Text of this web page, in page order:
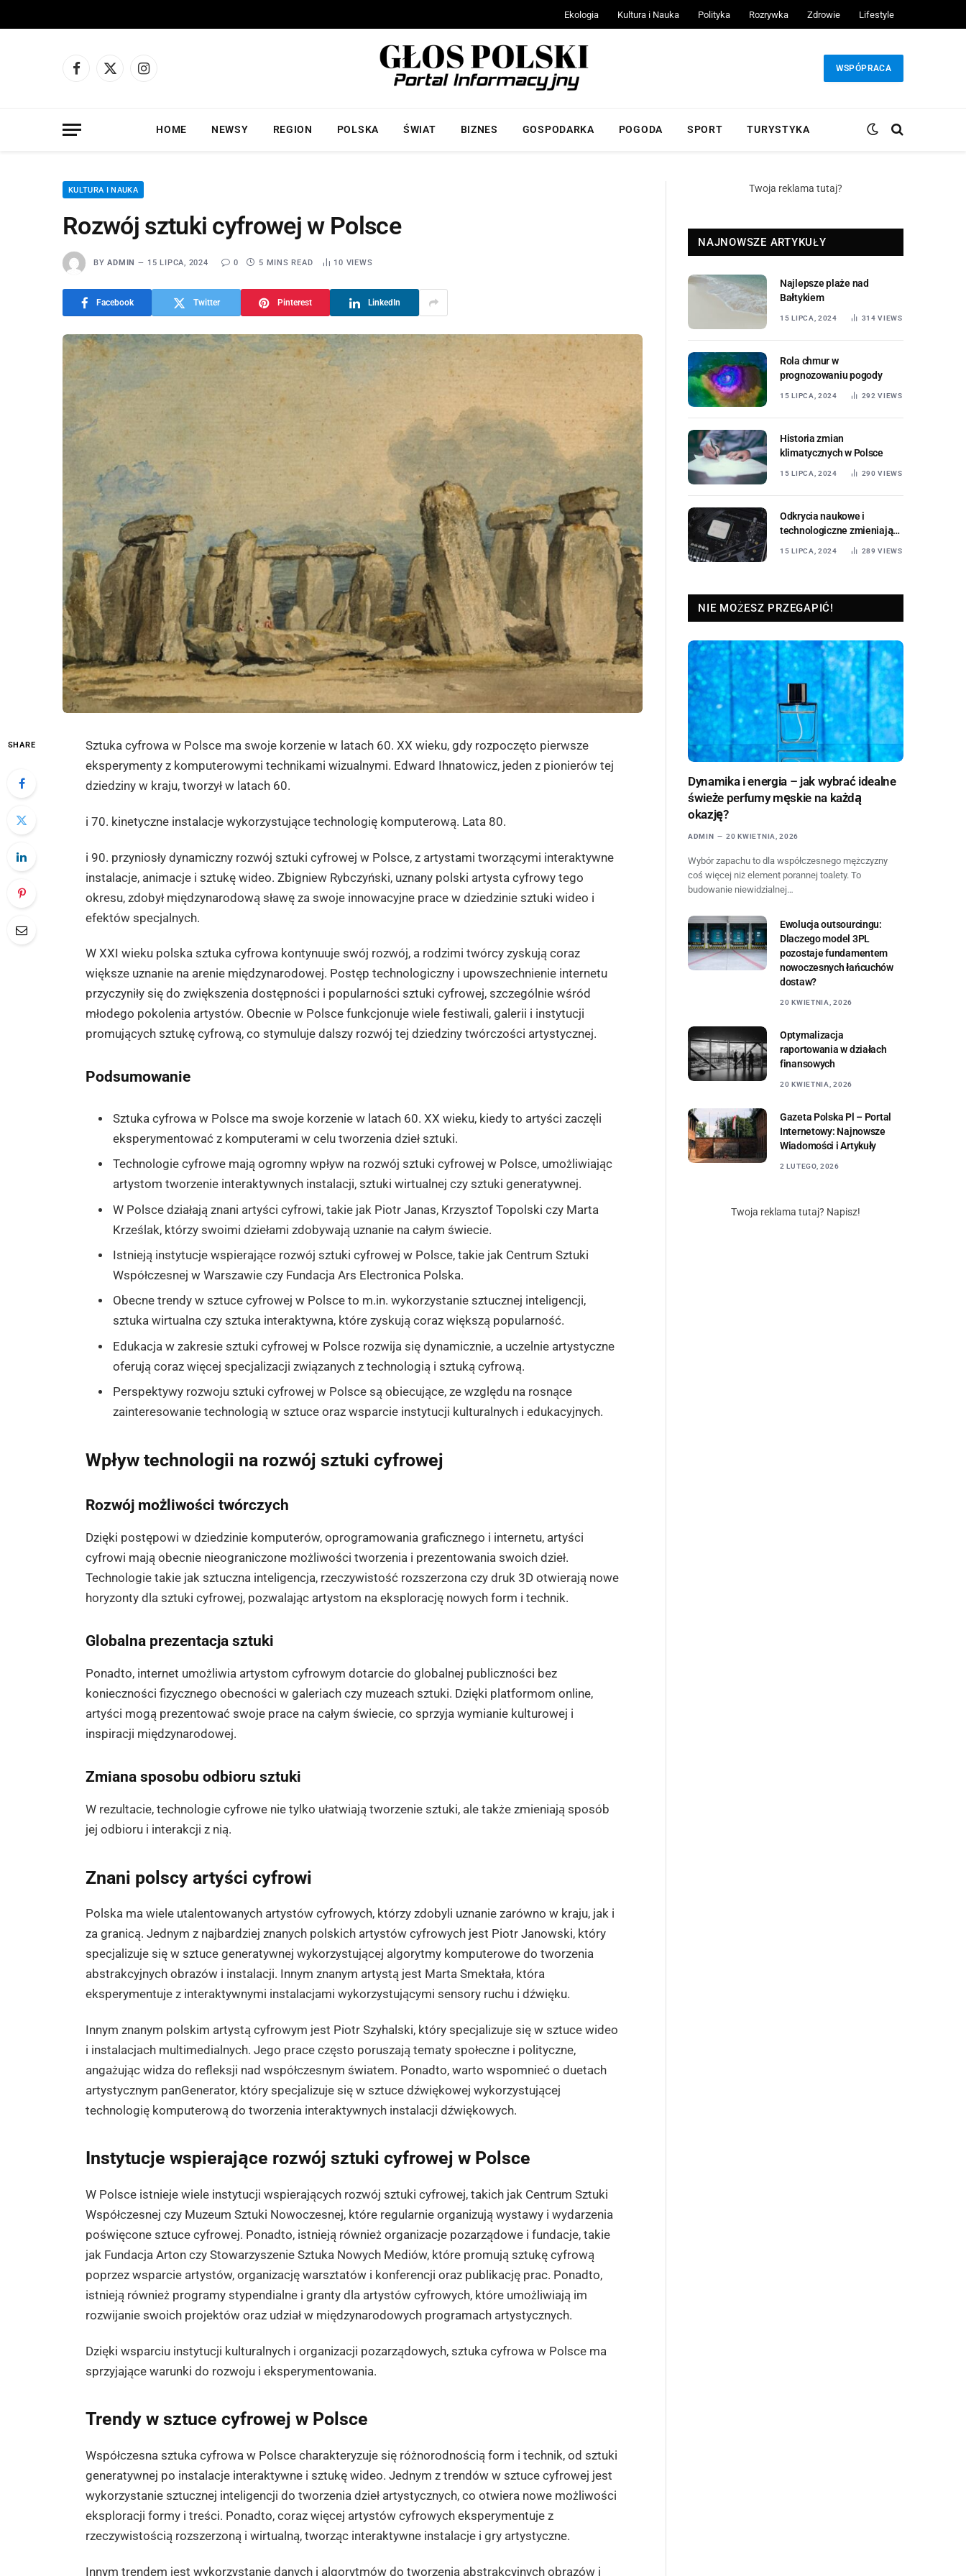
Ekologia Kultura i Nauka Polityka Rozrywka Zdrowie Lifestyle
Facebook
X
Instagram
WSPÓPRACA
HOME NEWSY REGION POLSKA ŚWIAT BIZNES GOSPODARKA POGODA SPORT TURYSTYKA
KULTURA I NAUKA
Rozwój sztuki cyfrowej w Polsce
BY ADMIN 15 LIPCA, 2024 0 5 MINS READ 10 VIEWS
Facebook Twitter Pinterest LinkedIn
SHARE
Sztuka cyfrowa w Polsce ma swoje korzenie w latach 60. XX wieku, gdy rozpoczęto pierwsze
eksperymenty z komputerowymi technikami wizualnymi. Edward Ihnatowicz, jeden z pionierów tej
dziedziny w kraju, tworzył w latach 60.
i 70. kinetyczne instalacje wykorzystujące technologię komputerową. Lata 80.
i 90. przyniosły dynamiczny rozwój sztuki cyfrowej w Polsce, z artystami tworzącymi interaktywne
instalacje, animacje i sztukę wideo. Zbigniew Rybczyński, uznany polski artysta cyfrowy tego
okresu, zdobył międzynarodową sławę za swoje innowacyjne prace w dziedzinie sztuki wideo i
efektów specjalnych.
W XXI wieku polska sztuka cyfrowa kontynuuje swój rozwój, a rodzimi twórcy zyskują coraz
większe uznanie na arenie międzynarodowej. Postęp technologiczny i upowszechnienie internetu
przyczyniły się do zwiększenia dostępności i popularności sztuki cyfrowej, szczególnie wśród
młodego pokolenia artystów. Obecnie w Polsce funkcjonuje wiele festiwali, galerii i instytucji
promujących sztukę cyfrową, co stymuluje dalszy rozwój tej dziedziny twórczości artystycznej.
Podsumowanie
Sztuka cyfrowa w Polsce ma swoje korzenie w latach 60. XX wieku, kiedy to artyści zaczęli
eksperymentować z komputerami w celu tworzenia dzieł sztuki.
Technologie cyfrowe mają ogromny wpływ na rozwój sztuki cyfrowej w Polsce, umożliwiając
artystom tworzenie interaktywnych instalacji, sztuki wirtualnej czy sztuki generatywnej.
W Polsce działają znani artyści cyfrowi, takie jak Piotr Janas, Krzysztof Topolski czy Marta
Krześlak, którzy swoimi dziełami zdobywają uznanie na całym świecie.
Istnieją instytucje wspierające rozwój sztuki cyfrowej w Polsce, takie jak Centrum Sztuki
Współczesnej w Warszawie czy Fundacja Ars Electronica Polska.
Obecne trendy w sztuce cyfrowej w Polsce to m.in. wykorzystanie sztucznej inteligencji,
sztuka wirtualna czy sztuka interaktywna, które zyskują coraz większą popularność.
Edukacja w zakresie sztuki cyfrowej w Polsce rozwija się dynamicznie, a uczelnie artystyczne
oferują coraz więcej specjalizacji związanych z technologią i sztuką cyfrową.
Perspektywy rozwoju sztuki cyfrowej w Polsce są obiecujące, ze względu na rosnące
zainteresowanie technologią w sztuce oraz wsparcie instytucji kulturalnych i edukacyjnych.
Wpływ technologii na rozwój sztuki cyfrowej
Rozwój możliwości twórczych
Dzięki postępowi w dziedzinie komputerów, oprogramowania graficznego i internetu, artyści
cyfrowi mają obecnie nieograniczone możliwości tworzenia i prezentowania swoich dzieł.
Technologie takie jak sztuczna inteligencja, rzeczywistość rozszerzona czy druk 3D otwierają nowe
horyzonty dla sztuki cyfrowej, pozwalając artystom na eksplorację nowych form i technik.
Globalna prezentacja sztuki
Ponadto, internet umożliwia artystom cyfrowym dotarcie do globalnej publiczności bez
konieczności fizycznego obecności w galeriach czy muzeach sztuki. Dzięki platformom online,
artyści mogą prezentować swoje prace na całym świecie, co sprzyja wymianie kulturowej i
inspiracji międzynarodowej.
Zmiana sposobu odbioru sztuki
W rezultacie, technologie cyfrowe nie tylko ułatwiają tworzenie sztuki, ale także zmieniają sposób
jej odbioru i interakcji z nią.
Znani polscy artyści cyfrowi
Polska ma wiele utalentowanych artystów cyfrowych, którzy zdobyli uznanie zarówno w kraju, jak i
za granicą. Jednym z najbardziej znanych polskich artystów cyfrowych jest Piotr Janowski, który
specjalizuje się w sztuce generatywnej wykorzystującej algorytmy komputerowe do tworzenia
abstrakcyjnych obrazów i instalacji. Innym znanym artystą jest Marta Smektała, która
eksperymentuje z interaktywnymi instalacjami wykorzystującymi sensory ruchu i dźwięku.
Innym znanym polskim artystą cyfrowym jest Piotr Szyhalski, który specjalizuje się w sztuce wideo
i instalacjach multimedialnych. Jego prace często poruszają tematy społeczne i polityczne,
angażując widza do refleksji nad współczesnym światem. Ponadto, warto wspomnieć o duetach
artystycznym panGenerator, który specjalizuje się w sztuce dźwiękowej wykorzystującej
technologię komputerową do tworzenia interaktywnych instalacji dźwiękowych.
Instytucje wspierające rozwój sztuki cyfrowej w Polsce
W Polsce istnieje wiele instytucji wspierających rozwój sztuki cyfrowej, takich jak Centrum Sztuki
Współczesnej czy Muzeum Sztuki Nowoczesnej, które regularnie organizują wystawy i wydarzenia
poświęcone sztuce cyfrowej. Ponadto, istnieją również organizacje pozarządowe i fundacje, takie
jak Fundacja Arton czy Stowarzyszenie Sztuka Nowych Mediów, które promują sztukę cyfrową
poprzez wsparcie artystów, organizację warsztatów i konferencji oraz publikację prac. Ponadto,
istnieją również programy stypendialne i granty dla artystów cyfrowych, które umożliwiają im
rozwijanie swoich projektów oraz udział w międzynarodowych programach artystycznych.
Dzięki wsparciu instytucji kulturalnych i organizacji pozarządowych, sztuka cyfrowa w Polsce ma
sprzyjające warunki do rozwoju i eksperymentowania.
Trendy w sztuce cyfrowej w Polsce
Współczesna sztuka cyfrowa w Polsce charakteryzuje się różnorodnością form i technik, od sztuki
generatywnej po instalacje interaktywne i sztukę wideo. Jednym z trendów w sztuce cyfrowej jest
wykorzystanie sztucznej inteligencji do tworzenia dzieł artystycznych, co otwiera nowe możliwości
eksploracji formy i treści. Ponadto, coraz więcej artystów cyfrowych eksperymentuje z
rzeczywistością rozszerzoną i wirtualną, tworząc interaktywne instalacje i gry artystyczne.
Innym trendem jest wykorzystanie danych i algorytmów do tworzenia abstrakcyjnych obrazów i
Twoja reklama tutaj?
NAJNOWSZE ARTYKUŁY
Najlepsze plaże nad
Bałtykiem
15 LIPCA, 2024 314VIEWS
Rola chmur w
prognozowaniu pogody
15 LIPCA, 2024 292VIEWS
Historia zmian
klimatycznych w Polsce
15 LIPCA, 2024 290VIEWS
Odkrycia naukowe i
technologiczne zmieniające
15 LIPCA, 2024 289VIEWS
NIE MOŻESZ PRZEGAPIĆ!
Dynamika i energia – jak wybrać idealne
świeże perfumy męskie na każdą
okazję?
ADMIN 20 KWIETNIA, 2026
Wybór zapachu to dla współczesnego mężczyzny
coś więcej niż element porannej toalety. To
budowanie niewidzialnej…
Ewolucja outsourcingu:
Dlaczego model 3PL
pozostaje fundamentem
nowoczesnych łańcuchów
dostaw?
20 KWIETNIA, 2026
Optymalizacja
raportowania w działach
finansowych
20 KWIETNIA, 2026
Gazeta Polska Pl – Portal
Internetowy: Najnowsze
Wiadomości i Artykuły
2 LUTEGO, 2026
Twoja reklama tutaj? Napisz!